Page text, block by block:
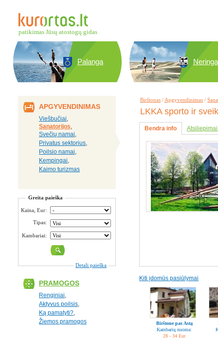
patikimas Jūsų atostogų gidas
Palanga Neringa
APGYVENDINIMAS
Viešbučiai,
Sanatorijos,
Svečių namai,
Privatus sektorius,
Poilsio namai,
Kempingai,
Kaimo turizmas
Greita paieška
Kaina, Eur:
Tipas:
Kambariai:
Detali paieška
PRAMOGOS
Renginiai,
Aktyvus poilsis,
Ką pamatyti?,
Žiemos pramogos
Birštonas / Apgyvendinimas /
LKKA sporto ir
Bendra info
Kiti įdomūs pasiūlymai
Birštone pas Astą
Kambarių nuoma:
28 - 34 Eur